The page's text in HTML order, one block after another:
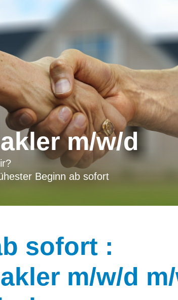
m/w/d
Beginn ab sofort
sofort :
m/w/d